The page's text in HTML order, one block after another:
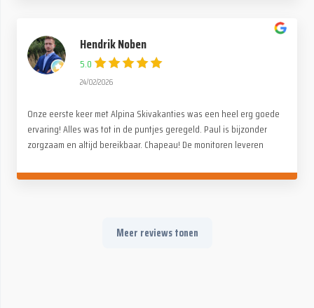
Hendrik Noben
5.0
24/02/2026
Onze eerste keer met Alpina Skivakanties was een heel erg goede
ervaring! Alles was tot in de puntjes geregeld. Paul is bijzonder
zorgzaam en altijd bereikbaar. Chapeau! De monitoren leveren
naast de piste (avondactiviteiten). Geen kopzorgen, alleen maar
Meer reviews tonen